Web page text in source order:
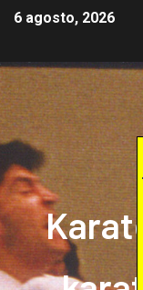
6 agosto, 2026